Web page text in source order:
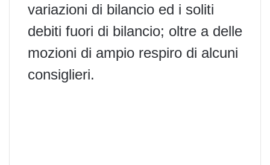
variazioni di bilancio ed i soliti
debiti fuori di bilancio; oltre a delle
mozioni di ampio respiro di alcuni
consiglieri.